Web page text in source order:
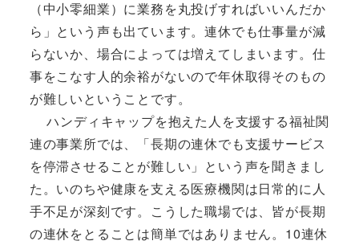
（中小零細業）に業務を丸投げすればいいんだか
ら」という声も出ています。連休でも仕事量が減
らないか、場合によっては増えてしまいます。仕
事をこなす人的余裕がないので年休取得そのもの
が難しいということです。
ハンディキャップを抱えた人を支援する福祉関
連の事業所では、「長期の連休でも支援サービス
を停滞させることが難しい」という声を聞きまし
た。いのちや健康を支える医療機関は日常的に人
手不足が深刻です。こうした職場では、皆が長期
の連休をとることは簡単ではありません。10連休